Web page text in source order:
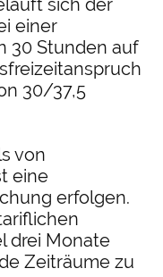
sich der
einer
30 Stunden auf
30/37,5
von
eine
erfolgen.
drei Monate
Zeiträume zu